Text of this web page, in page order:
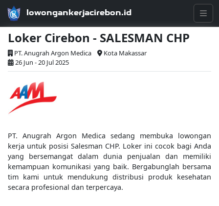
lowongankerjacirebon.id
Loker Cirebon - SALESMAN CHP
PT. Anugrah Argon Medica
Kota Makassar
26 Jun - 20 Jul 2025
PT. Anugrah Argon Medica sedang membuka lowongan
kerja untuk posisi Salesman CHP. Loker ini cocok bagi Anda
yang bersemangat dalam dunia penjualan dan memiliki
kemampuan komunikasi yang baik. Bergabunglah bersama
tim kami untuk mendukung distribusi produk kesehatan
secara profesional dan terpercaya.